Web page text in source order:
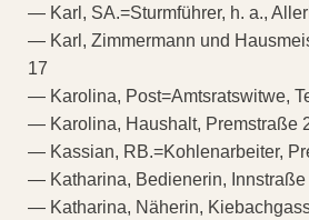
— Karl, SA.=Sturmführer, h. a.,
— Karl, Zimmermann und
17
— Karolina, Post=Amtsratswitwe,
— Karolina, Haushalt, Premstraße
— Kassian, RB.=Kohlenarbeiter,
— Katharina, Bedienerin, Innstraße
— Katharina, Näherin,